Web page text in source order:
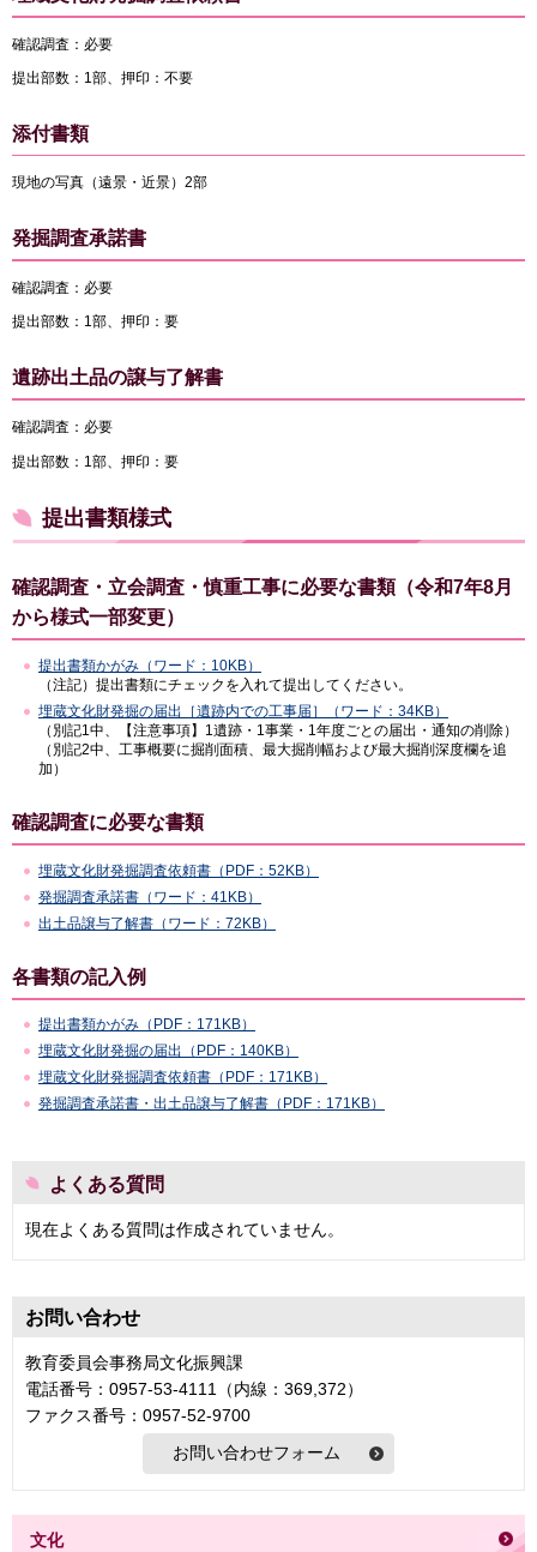
確認調査：必要
提出部数：1部、押印：不要
添付書類
現地の写真（遠景・近景）2部
発掘調査承諾書
確認調査：必要
提出部数：1部、押印：要
遺跡出土品の譲与了解書
確認調査：必要
提出部数：1部、押印：要
提出書類様式
確認調査・立会調査・慎重工事に必要な書類（令和7年8月
から様式一部変更）
提出書類かがみ（ワード：10KB）
（注記）提出書類にチェックを入れて提出してください。
埋蔵文化財発掘の届出［遺跡内での工事届］（ワード：34KB）
（別記1中、【注意事項】1遺跡・1事業・1年度ごとの届出・通知の削除）
（別記2中、工事概要に掘削面積、最大掘削幅および最大掘削深度欄を追
加）
確認調査に必要な書類
埋蔵文化財発掘調査依頼書（PDF：52KB）
発掘調査承諾書（ワード：41KB）
出土品譲与了解書（ワード：72KB）
各書類の記入例
提出書類かがみ（PDF：171KB）
埋蔵文化財発掘の届出（PDF：140KB）
埋蔵文化財発掘調査依頼書（PDF：171KB）
発掘調査承諾書・出土品譲与了解書（PDF：171KB）
よくある質問
現在よくある質問は作成されていません。
お問い合わせ
教育委員会事務局文化振興課
電話番号：0957-53-4111（内線：369,372）
ファクス番号：0957-52-9700
文化